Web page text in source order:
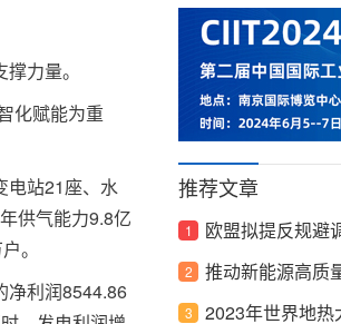
力量。
化赋能为重
站21座、水
供气能力9.8亿
。
利润8544.86
推荐文章
欧盟拟提反规避
遇麻烦
推动新能源高质
好这几组关系
2023年世界地